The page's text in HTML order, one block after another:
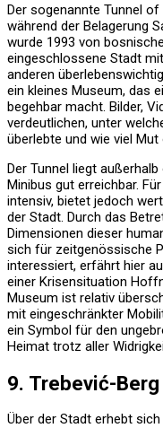
Der sogenannte Tunnel
während der Belagerung
wurde 1993 von
eingeschlossene Stadt
anderen
ein kleines Museum, das
begehbar macht. Bilder,
verdeutlichen, unter
überlebte und wie viel
Der Tunnel liegt
Minibus gut erreichbar.
intensiv, bietet jedoch
der Stadt. Durch das
Dimensionen dieser
sich für zeitgenössische
interessiert, erfährt hier
einer Krisensituation
Museum ist relativ
mit eingeschränkter
ein Symbol für den
Heimat trotz aller
9. Trebević-
Über der Stadt erhebt